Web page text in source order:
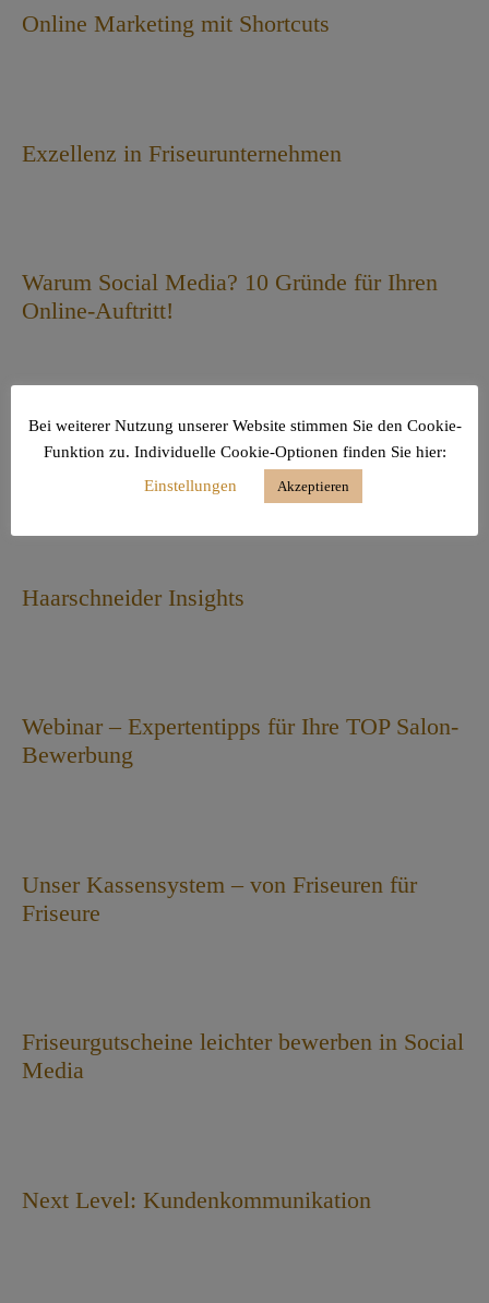
Online Marketing mit Shortcuts
Exzellenz in Friseurunternehmen
Warum Social Media? 10 Gründe für Ihren
Online-Auftritt!
Auf das Timing kommt es an… Ihr
Mediaplan für Social Media
Haarschneider Insights
Webinar – Expertentipps für Ihre TOP Salon-
Bewerbung
Unser Kassensystem – von Friseuren für
Friseure
Friseurgutscheine leichter bewerben in Social
Media
Next Level: Kundenkommunikation
Bei weiterer Nutzung unserer Website stimmen Sie den Cookie-
Funktion zu. Individuelle Cookie-Optionen finden Sie hier:
Einstellungen
Akzeptieren